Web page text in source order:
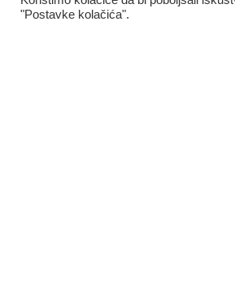
"Postavke kolačića".